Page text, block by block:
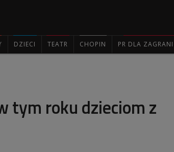
DZIECI TEATR CHOPIN PR DLA
tym roku dzieciom z